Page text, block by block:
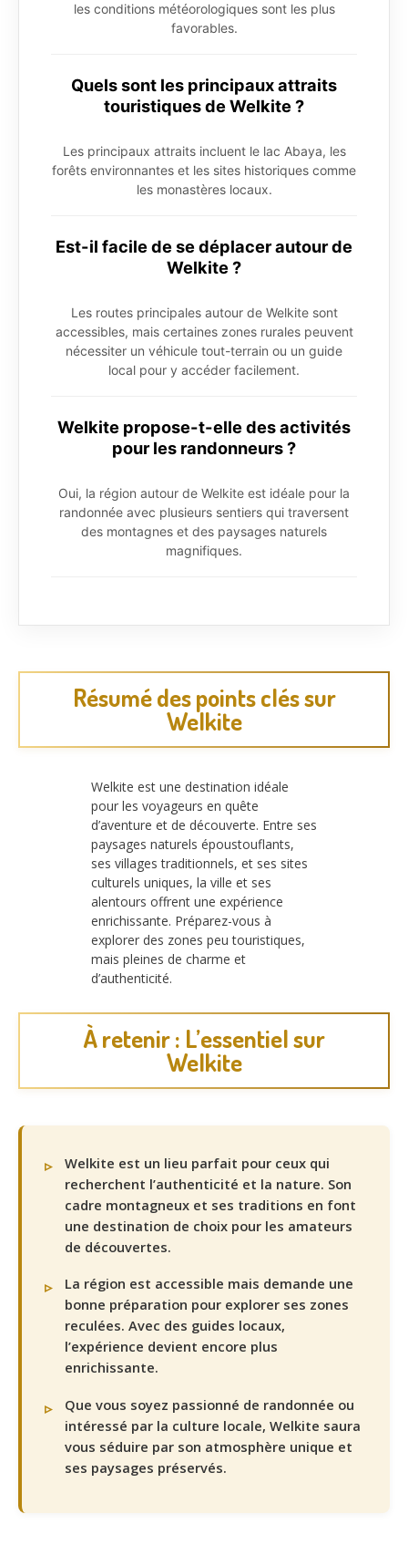
les conditions météorologiques sont les plus
favorables.
Quels sont les principaux attraits
touristiques de Welkite ?
Les principaux attraits incluent le lac Abaya, les
forêts environnantes et les sites historiques comme
les monastères locaux.
Est-il facile de se déplacer autour de
Welkite ?
Les routes principales autour de Welkite sont
accessibles, mais certaines zones rurales peuvent
nécessiter un véhicule tout-terrain ou un guide
local pour y accéder facilement.
Welkite propose-t-elle des activités
pour les randonneurs ?
Oui, la région autour de Welkite est idéale pour la
randonnée avec plusieurs sentiers qui traversent
des montagnes et des paysages naturels
magnifiques.
Résumé des points clés sur
Welkite
Welkite est une destination idéale
pour les voyageurs en quête
d’aventure et de découverte. Entre ses
paysages naturels époustouflants,
ses villages traditionnels, et ses sites
culturels uniques, la ville et ses
alentours offrent une expérience
enrichissante. Préparez-vous à
explorer des zones peu touristiques,
mais pleines de charme et
d’authenticité.
À retenir : L’essentiel sur
Welkite
Welkite est un lieu parfait pour ceux qui
recherchent l’authenticité et la nature. Son
cadre montagneux et ses traditions en font
une destination de choix pour les amateurs
de découvertes.
La région est accessible mais demande une
bonne préparation pour explorer ses zones
reculées. Avec des guides locaux,
l’expérience devient encore plus
enrichissante.
Que vous soyez passionné de randonnée ou
intéressé par la culture locale, Welkite saura
vous séduire par son atmosphère unique et
ses paysages préservés.